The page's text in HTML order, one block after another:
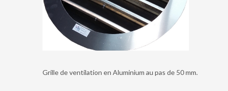
Grille de ventilation en Aluminium au pas de 50 mm.